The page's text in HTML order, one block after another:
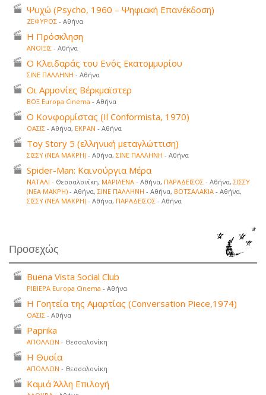
Ψυχώ (Psycho, 1960 – Ψηφιακή Επανέκδοση)
ΖΕΦΥΡΟΣ - Αθήνα
Η Πρόσκληση
ΑΝΟΙΞΙΣ - Αθήνα
Ο Κλειδαράς του Ενός Εκατομμυρίου
ΣΙΝΕ ΠΑΛΛΗΝΗ - Αθήνα
Οι Αρμονίες Βέρκμαϊστερ
ΒΟΞ Europa Cinema - Αθήνα
Ο Κονφορμίστας (Il Conformista, 1970)
ΟΑΣΙΣ - Αθήνα, ΕΚΡΑΝ - Αθήνα
Toy Story 5 (ελληνική μεταγλώττιση)
ΣΙΣΣΥ (ΝΕΑ ΜΑΚΡΗ) - Αθήνα, ΣΙΝΕ ΠΑΛΛΗΝΗ - Αθήνα
Spider-Man: Καινούργια Μέρα
ΝΑΤΑΛΙ - Θεσσαλονίκη, ΜΑΡΙΛΕΝΑ - Αθήνα, ΠΑΡΑΔΕΙΣΟΣ - Αθήνα, ΣΙΣΣΥ
(ΝΕΑ ΜΑΚΡΗ) - Αθήνα, ΣΙΝΕ ΠΑΛΛΗΝΗ - Αθήνα, ΒΟΤΣΑΛΑΚΙΑ - Αθήνα,
ΣΙΣΣΥ (ΝΕΑ ΜΑΚΡΗ) - Αθήνα, ΠΑΡΑΔΕΙΣΟΣ - Αθήνα
Προσεχώς
Buena Vista Social Club
ΡΙΒΙΕΡΑ Europa Cinema - Αθήνα
Η Γοητεία της Αμαρτίας (Conversation Piece,1974)
ΟΑΣΙΣ - Αθήνα
Paprika
ΑΠΟΛΛΩΝ - Θεσσαλονίκη
Η Θυσία
ΑΠΟΛΛΩΝ - Θεσσαλονίκη
Καμιά Άλλη Επιλογή